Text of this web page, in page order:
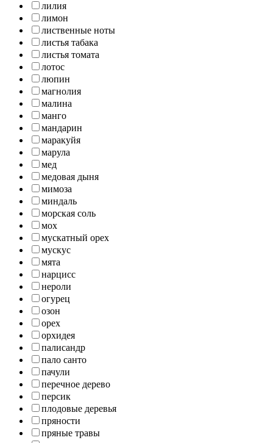
лилия
лимон
лиственные ноты
листья табака
листья томата
лотос
люпин
магнолия
малина
манго
мандарин
маракуйя
марула
мед
медовая дыня
мимоза
миндаль
морская соль
мох
мускатный орех
мускус
мята
нарцисс
нероли
огурец
озон
орех
орхидея
палисандр
пало санто
пачули
перечное дерево
персик
плодовые деревья
пряности
пряные травы